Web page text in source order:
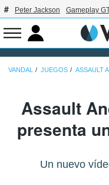
Peter Jackson Gameplay
VANDAL JUEGOS ASSAULT
Assault
presenta
Un nuevo